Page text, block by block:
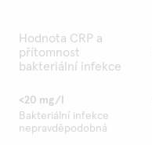
Hodnota CRP a
přítomnost
bakteriální infekce
<20 mg/l
Bakteriální infekce
nepravděpodobná